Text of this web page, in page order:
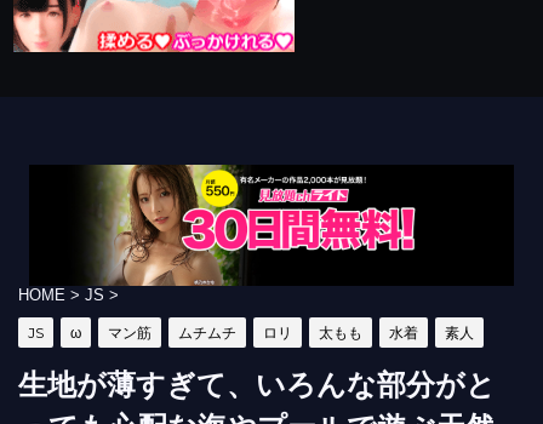
HOME > JS >
JS ω マン筋 ムチムチ ロリ 太もも 水着 素人
生地が薄すぎて、いろんな部分がと